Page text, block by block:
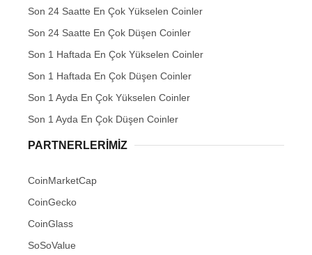
Son 24 Saatte En Çok Yükselen Coinler
Son 24 Saatte En Çok Düşen Coinler
Son 1 Haftada En Çok Yükselen Coinler
Son 1 Haftada En Çok Düşen Coinler
Son 1 Ayda En Çok Yükselen Coinler
Son 1 Ayda En Çok Düşen Coinler
PARTNERLERIMIZ
CoinMarketCap
CoinGecko
CoinGlass
SoSoValue